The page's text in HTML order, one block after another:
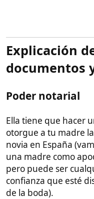
Este proceso cuesta
ha de pagarse con el
avisarán con mucho
justo.
Filipino? No es nada
dolores de cabeza.
Si lo haces así puedes
empezar tendrás que
lo apostillen ya que la
matrimonio por poderes
un problema más
proceso).
El poder debe